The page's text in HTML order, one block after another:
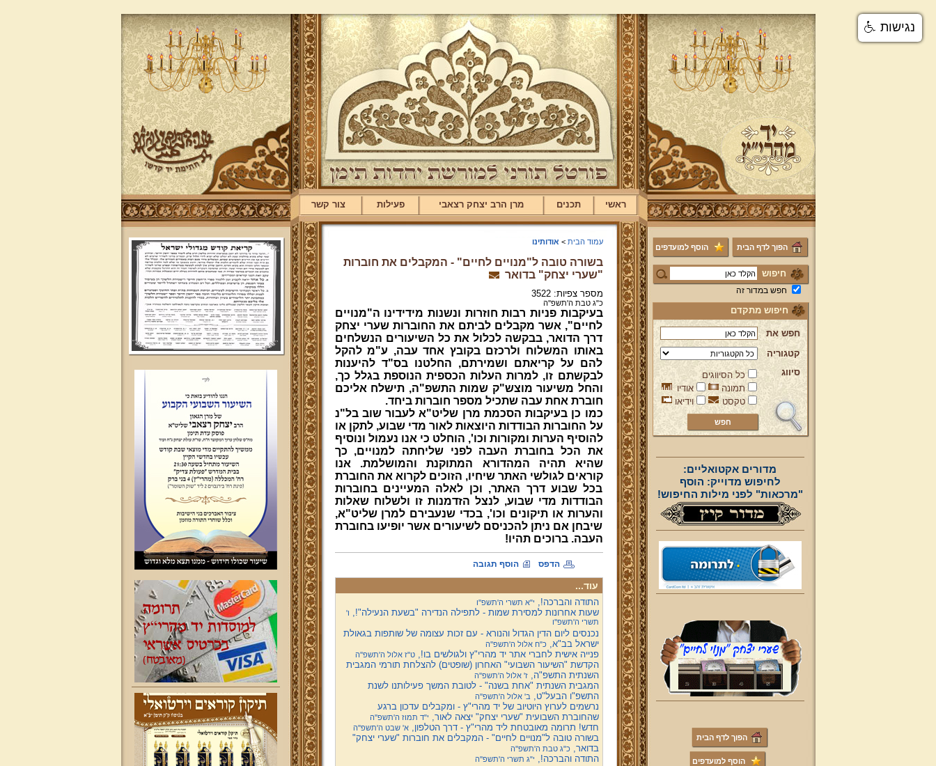
ראשי תכנים מרן הרב יצחק רצאבי פעילות צור קשר
הפוך לדף הבית הוסף למועדפים
חיפוש
חפש במדור זה
חיפוש מתקדם
חפש את
קטגוריה
סיווג
כל הסיווגים
תמונה
אודיו
טקסט
וידיאו
מדורים אקטואליים:
לחיפוש מדוייק: הוסף
"מרכאות" לפני מילות החיפוש!
הפוך לדף הבית
הוסף למועדפים
עמוד הבית > אודותינו
בשורה טובה ל"מנויים לחיים" - המקבלים את חוברות
"שערי יצחק" בדואר
מספר צפיות: 3522
כ"ג טבת ה'תשפ''ה
בעיקבות פניות רבות חוזרות ונשנות מידידינו ה"מנויים
לחיים", אשר מקבלים לביתם את החוברות שערי יצחק
דרך הדואר, בבקשה לכלול את כל השיעורים הנשלחים
באותו המשלוח ולרכזם בקובץ אחד עבה, ע"מ להקל
להם על קריאתם ושמירתם, החלטנו בס"ד להיענות
לבקשתם זו, למרות העלות הכספית הנוספת בגלל כך,
והחל משיעור מוצש"ק שמות התשפ"ה, תישלח אליכם
חוברת אחת עבה שתכיל מספר חוברות ביחד.
כמו כן בעיקבות הסכמת מרן שליט"א לעבור שוב בל"נ
על החוברות הבודדות היוצאות לאור מדי שבוע, לתקן או
להוסיף הערות ומקורות וכו', הוחלט כי אנו נעמול ונוסיף
את הכל בחוברת העבה לפני שליחתה למנויים, כך
שהיא תהיה המהדורא המתוקנת והמושלמת. אנו
קוראים לגולשי האתר שיחיו, הזוכים לקרוא את החוברת
בכל שבוע דרך האתר, וכן לאלה המעיינים בחוברות
הבודדות מדי שבוע, לנצל הזדמנות זו ולשלוח שאלות
והערות או תיקונים וכו', בכדי שנעבירם למרן שליט"א,
שיבחן אם ניתן להכניסם לשיעורים אשר יופיעו בחוברת
העבה. ברוכים תהיו!
הדפס הוסף תגובה
עוד...
התודה והברכה!, י"א תשרי ה'תשפ''ו
שעות אחרונות למסירת שמות - לתפילה הנדירה "בשעת הנעילה"!, ו'
תשרי ה'תשפ''ו
נכנסים ליום הדין הגדול והנורא - עם זכות עצומה של שותפות בגאולת
ישראל בב"א,כ"ח אלול ה'תשפ''ה
פנייה אישית לחברי אתר יד מהרי"ץ ולגולשים בו!,ט"ז אלול ה'תשפ''ה
הקדשת "השיעור השבועי" האחרון (שופטים) להצלחת תורמי המגבית
השנתית התשפ"ה,ז' אלול ה'תשפ''ה
המגבית השנתית "אחת בשנה" - לטובת המשך פעילותנו לשנת
התשפ"ו הבעל"ט,ב' אלול ה'תשפ''ה
נרשמים לערוץ היוטיוב של יד מהרי"ץ - ומקבלים עדכון ברגע
שהחוברת השבועית "שערי יצחק" יצאה לאור, י"ד תמוז ה'תשפ''ה
חדש! תרומה מאובטחת ליד מהרי"ץ - דרך הטלפון,א' שבט ה'תשפ''ה
בשורה טובה ל"מנויים לחיים" - המקבלים את חוברות "שערי יצחק"
בדואר,כ"ג טבת ה'תשפ''ה
התודה והברכה!, י"ג תשרי ה'תשפ''ה
נגישות